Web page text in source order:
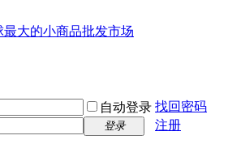
最大的小商品批发市场
自动登录 找回密码
登录 注册